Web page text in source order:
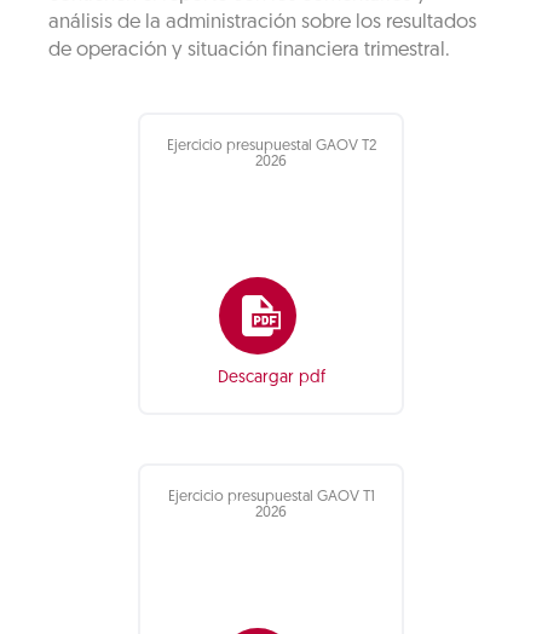
análisis de la administración sobre los resultados
de operación y situación financiera trimestral.
Ejercicio presupuestal GAOV T2
2026
Descargar pdf
Ejercicio presupuestal GAOV T1
2026